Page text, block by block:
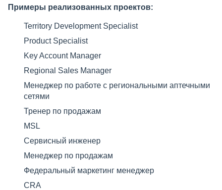
Примеры реализованных проектов:
Territory Development Specialist
Product Specialist
Key Account Manager
Regional Sales Manager
Менеджер по работе с региональными аптечными
сетями
Тренер по продажам
MSL
Сервисный инженер
Менеджер по продажам
Федеральный маркетинг менеджер
CRA